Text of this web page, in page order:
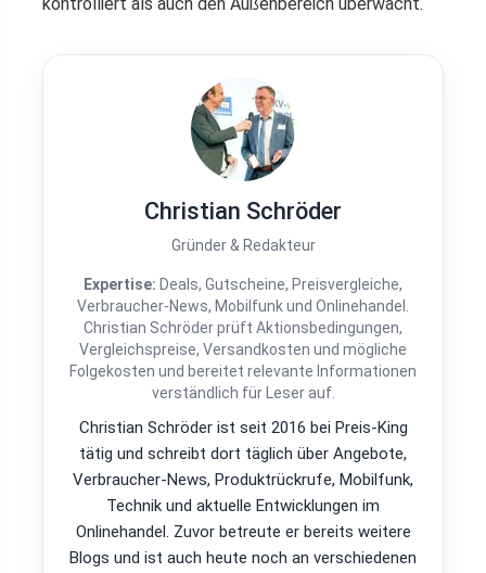
Christian Schröder
Gründer & Redakteur
Expertise: Deals, Gutscheine, Preisvergleiche,
Verbraucher-News, Mobilfunk und Onlinehandel.
Christian Schröder prüft Aktionsbedingungen,
Vergleichspreise, Versandkosten und mögliche
Folgekosten und bereitet relevante Informationen
verständlich für Leser auf.
Christian Schröder ist seit 2016 bei Preis-King
tätig und schreibt dort täglich über Angebote,
Verbraucher-News, Produktrückrufe, Mobilfunk,
Technik und aktuelle Entwicklungen im
Onlinehandel. Zuvor betreute er bereits weitere
Blogs und ist auch heute noch an verschiedenen